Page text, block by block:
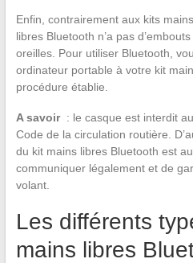
Enfin, contrairement aux kits
libres Bluetooth n’a pas
oreilles. Pour utiliser Bluetooth,
ordinateur portable à votre kit
procédure établie.
A savoir: le casque est interdit
Code de la circulation routière.
du kit mains libres Bluetooth est
communiquer légalement et de
volant.
Les différents
mains libres